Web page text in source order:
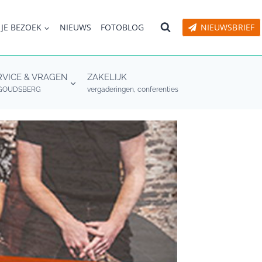
BEZOEK NIEUWS FOTOBLOG NIEUWSBRIEF
& VRAGEN ZAKELIJK
vergaderingen, conferenties